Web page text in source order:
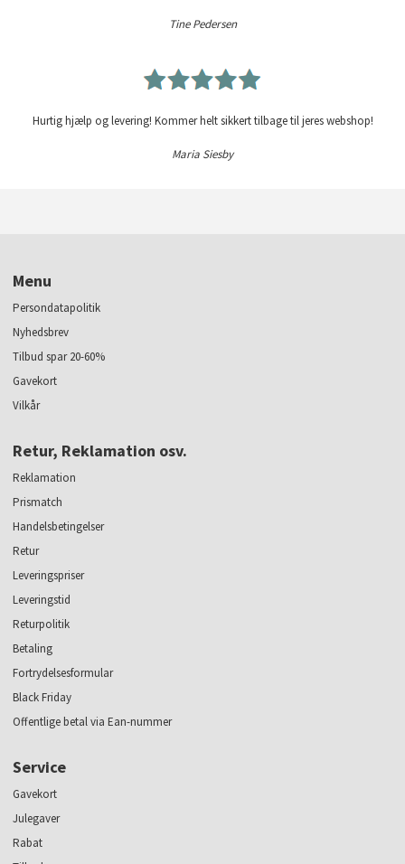
Tine Pedersen
Hurtig hjælp og levering! Kommer helt sikkert tilbage til jeres webshop!
Maria Siesby
Menu
Persondatapolitik
Nyhedsbrev
Tilbud spar 20-60%
Gavekort
Vilkår
Retur, Reklamation osv.
Reklamation
Prismatch
Handelsbetingelser
Retur
Leveringspriser
Leveringstid
Returpolitik
Betaling
Fortrydelsesformular
Black Friday
Offentlige betal via Ean-nummer
Service
Gavekort
Julegaver
Rabat